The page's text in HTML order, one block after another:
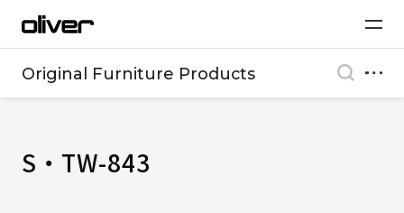
Original Furniture Products
S・TW-843